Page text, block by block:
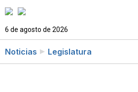
6 de agosto de 2026
Noticias Legislatura